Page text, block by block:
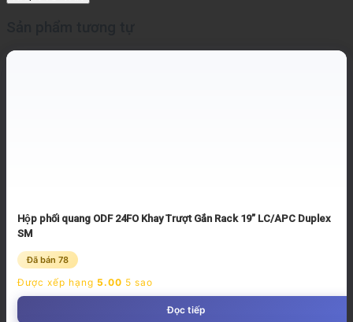
Hộp phối quang ODF 24FO Khay Trượt Gắn Rack 19” LC/APC Duplex
SM
Đã bán 78
Được xếp hạng 5.00 5 sao
Đọc tiếp